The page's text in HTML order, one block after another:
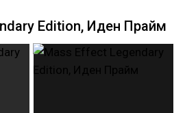
Edition, Иден Прайм